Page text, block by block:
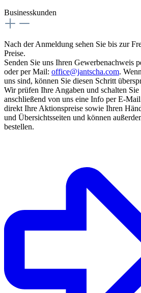
Businesskunden
Nach der Anmeldung sehen Sie bis zur
Preise.
Senden Sie uns Ihren Gewerbenachweis
oder per Mail: office@jantscha.com.
uns sind, können Sie diesen Schritt
Wir prüfen Ihre Angaben und schalten Sie
anschließend von uns eine Info per E-
direkt Ihre Aktionspreise sowie Ihren
und Übersichtsseiten und können
bestellen.